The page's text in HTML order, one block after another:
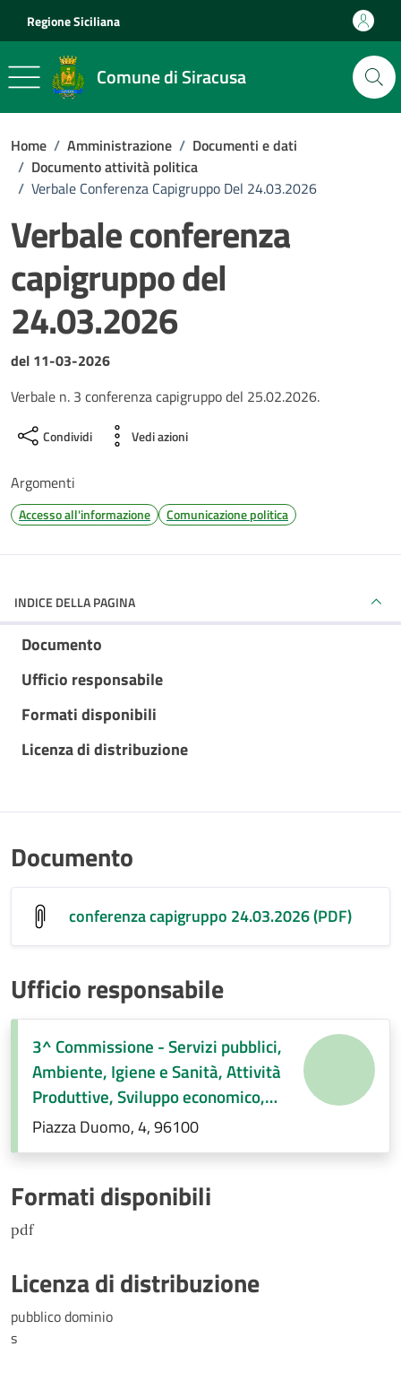
Regione Siciliana
Comune di Siracusa
Home / Amministrazione / Documenti e dati
/ Documento attività politica
/ Verbale Conferenza Capigruppo Del 24.03.2026
Verbale conferenza
capigruppo del
24.03.2026
Dettagli del documento
del 11-03-2026
Verbale n. 3 conferenza capigruppo del 25.02.2026.
Condividi Vedi azioni
Argomenti
Accesso all'informazione Comunicazione politica
INDICE DELLA PAGINA
Documento
Ufficio responsabile
Formati disponibili
Licenza di distribuzione
Documento
conferenza capigruppo 24.03.2026 (PDF)
Ufficio responsabile
3^ Commissione - Servizi pubblici,
Ambiente, Igiene e Sanità, Attività
Produttive, Sviluppo economico,
Regolamenti di competenza.
Piazza Duomo, 4, 96100
Formati disponibili
pdf
Licenza di distribuzione
pubblico dominio
s